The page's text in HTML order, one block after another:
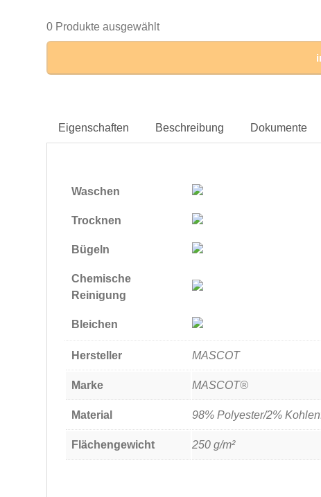
0 Produkte ausgewählt
Eigenschaften Beschreibung Dokumente
Waschen
Trocknen
Bügeln
Chemische
Reinigung
Bleichen
Hersteller MASCOT
Marke MASCOT®
Material 98% Polyester/2%
Flächengewicht 250 g/m²